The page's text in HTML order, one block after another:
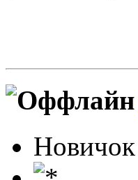
Новичок